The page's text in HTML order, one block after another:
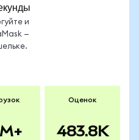
и
—
Оценок
483.8K